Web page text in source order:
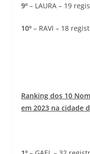
9º– LAURA – 19
10º– RAVI – 18
Ranking dos 10
em 2023 na cidade